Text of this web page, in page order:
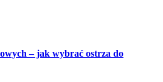
– jak wybrać ostrza do